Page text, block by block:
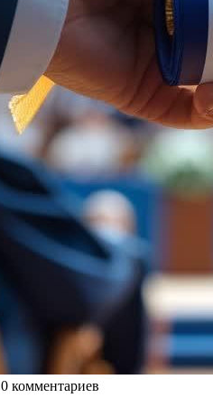
0 комментариев